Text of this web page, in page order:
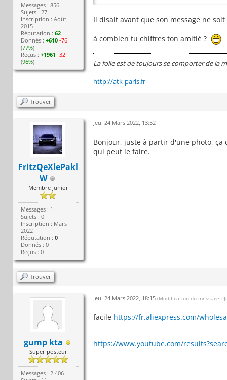
Messages : 856
Sujets : 27
Inscription : Août
2015
Réputation :62
Donnés :+610 -76
(77%)
Reçus :+1961 -32
(96%)
Il disait avant que son message ne
à combien tu chiffres ton amitié ?
La folie est de toujours se comporter de la
http://atk-paris.fr
Trouver
FritzQeXlePakl
W
Membre Junior
Messages : 1
Sujets : 0
Inscription : Mars
2022
Réputation :0
Donnés : 0
Reçus : 0
Jeu. 24 Mars 2022, 13:52
Bonjour, juste à partir d'une photo,
qui peut le faire.
Trouver
gump kta
Super posteur
Messages : 2 406
Jeu. 24 Mars 2022, 18:15 (Modification du message :
facile https://fr.aliexpress.com/
https://www.youtube.com/